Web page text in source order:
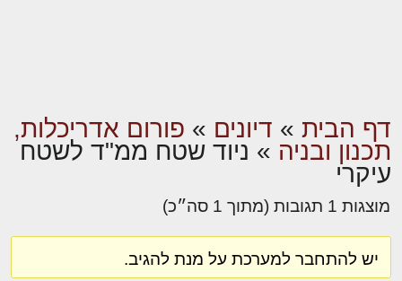
דף הבית » דיונים » פורום אדריכלות,
תכנון ובניה » ניוד שטח ממ"ד לשטח
עיקרי
מוצגות 1 תגובות (מתוך 1 סה״כ)
יש להתחבר למערכת על מנת להגיב.